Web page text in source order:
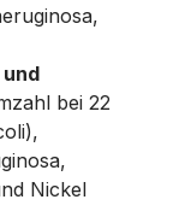
bei 22
Nickel